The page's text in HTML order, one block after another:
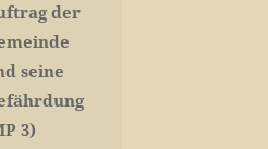
der
seine
3)